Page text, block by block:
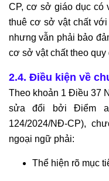
CP, cơ sở giáo dục có
thuê cơ sở vật chất
nhưng vẫn phải bảo
cơ sở vật chất theo quy
2.4. Điều kiện về
Theo khoản 1 Điều 37
sửa đổi bởi Điểm
124/2024/NĐ-CP),
ngoại ngữ phải:
Thể hiện rõ mục